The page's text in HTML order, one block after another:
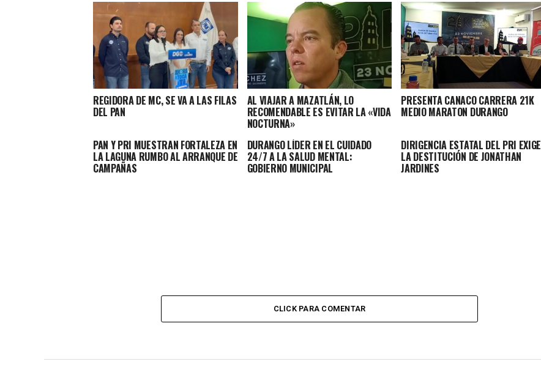
REGIDORA DE MC, SE VA A LAS FILAS
DEL PAN
AL VIAJAR A MAZATLÁN, LO
RECOMENDABLE ES EVITAR LA «VIDA
NOCTURNA»
PRESENTA CANACO CARRERA 21K
MEDIO MARATON DURANGO
PAN Y PRI MUESTRAN FORTALEZA EN
LA LAGUNA RUMBO AL ARRANQUE DE
CAMPAÑAS
DURANGO LÍDER EN EL CUIDADO
24/7 A LA SALUD MENTAL:
GOBIERNO MUNICIPAL
DIRIGENCIA ESTATAL DEL PRI EXIGE
LA DESTITUCIÓN DE JONATHAN
JARDINES
CLICK PARA COMENTAR